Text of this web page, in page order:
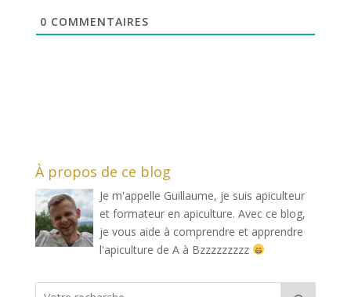
0 COMMENTAIRES
À propos de ce blog
Je m'appelle Guillaume, je suis apiculteur
et formateur en apiculture. Avec ce blog,
je vous aide à comprendre et apprendre
l'apiculture de A à Bzzzzzzzzz